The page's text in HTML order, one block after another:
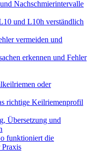
Nachschmierintervalle
und L10h verständlich
vermeiden und
erkennen und Fehler
oder
richtige Keilriemenprofil
Übersetzung und
funktioniert die
Praxis